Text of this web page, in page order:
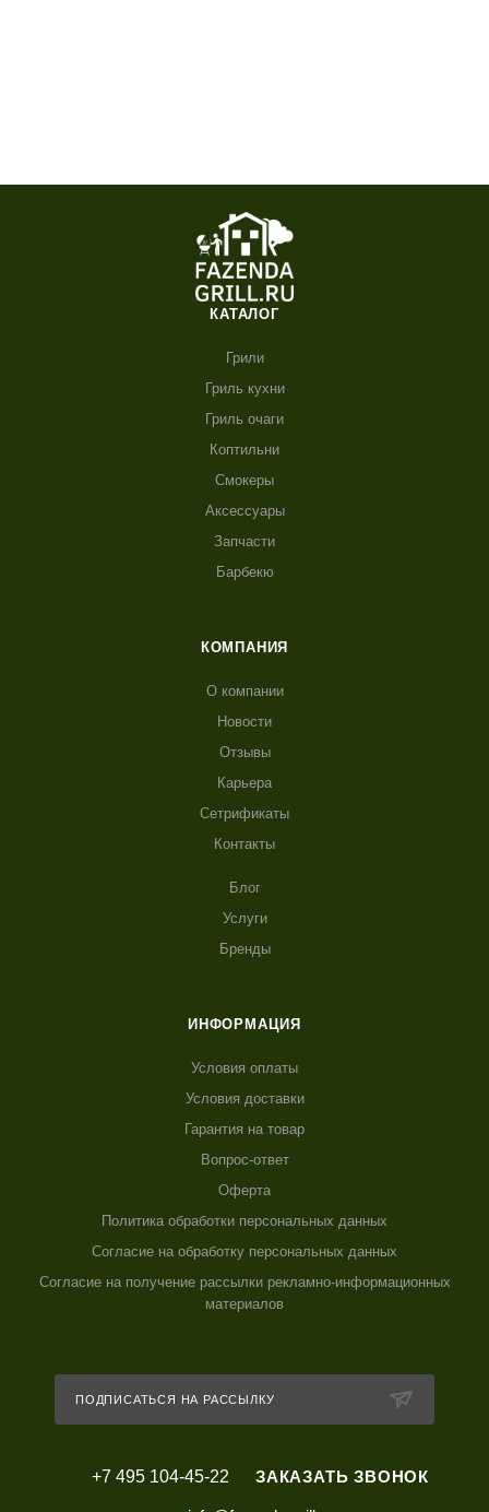
КАТАЛОГ
Грили
Гриль кухни
Гриль очаги
Коптильни
Смокеры
Аксессуары
Запчасти
Барбекю
КОМПАНИЯ
О компании
Новости
Отзывы
Карьера
Сетрификаты
Контакты
Блог
Услуги
Бренды
ИНФОРМАЦИЯ
Условия оплаты
Условия доставки
Гарантия на товар
Вопрос-ответ
Оферта
Политика обработки персональных данных
Согласие на обработку персональных данных
Согласие на получение рассылки рекламно-информационных
материалов
ПОДПИСАТЬСЯ НА РАССЫЛКУ
+7 495 104-45-22 ЗАКАЗАТЬ ЗВОНОК